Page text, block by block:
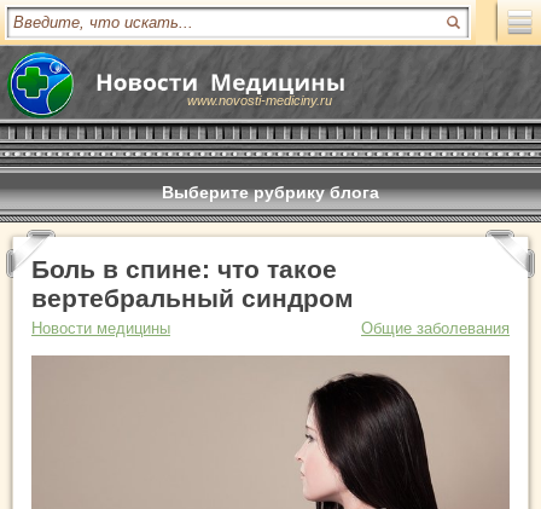
www.novosti-mediciny.ru
Выберите рубрику блога
Боль в спине: что такое
вертебральный синдром
Новости медицины Общие заболевания